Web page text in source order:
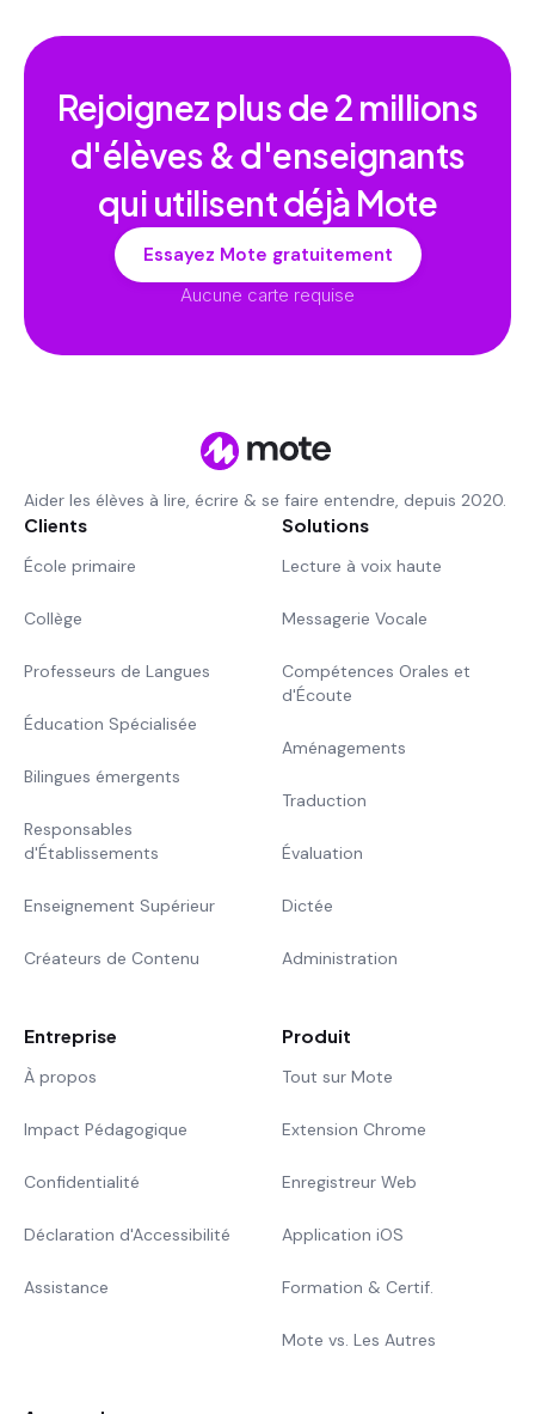
Rejoignez plus de2 millions
d'élèves & d'enseignants
qui utilisent déjà Mote
Essayez Mote gratuitement
Aucune carte requise
Aider les élèves à lire, écrire & se faire entendre, depuis 2020.
Clients
École primaire
Collège
Professeurs de Langues
Éducation Spécialisée
Bilingues émergents
Responsables
d'Établissements
Enseignement Supérieur
Créateurs de Contenu
Solutions
Lecture à voix haute
Messagerie Vocale
Compétences Orales et
d'Écoute
Aménagements
Traduction
Évaluation
Dictée
Administration
Entreprise
À propos
Impact Pédagogique
Confidentialité
Déclaration d'Accessibilité
Assistance
Produit
Tout sur Mote
Extension Chrome
Enregistreur Web
Application iOS
Formation & Certif.
Mote vs. Les Autres